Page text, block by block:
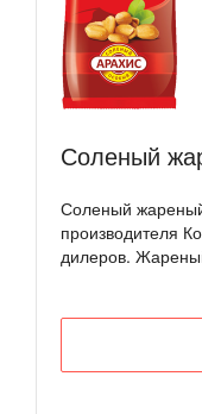
Соленый
Соленый
производителя
дилеров.